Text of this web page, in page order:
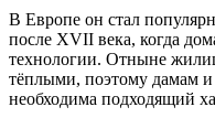
В Европе он стал
после XVII века, когда
технологии. Отныне
тёплыми, поэтому дамам
необходима подходящий